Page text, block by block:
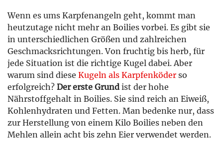
Wenn es ums Karpfenangeln geht, kommt man
heutzutage nicht mehr an Boilies vorbei. Es gibt sie
in unterschiedlichen Größen und zahlreichen
Geschmacksrichtungen. Von fruchtig bis herb, für
jede Situation ist die richtige Kugel dabei. Aber
warum sind diese Kugeln als Karpfenköder so
erfolgreich? Der erste Grund ist der hohe
Nährstoffgehalt in Boilies. Sie sind reich an Eiweiß,
Kohlenhydraten und Fetten. Man bedenke nur, dass
zur Herstellung von einem Kilo Boilies neben den
Mehlen allein acht bis zehn Eier verwendet werden.